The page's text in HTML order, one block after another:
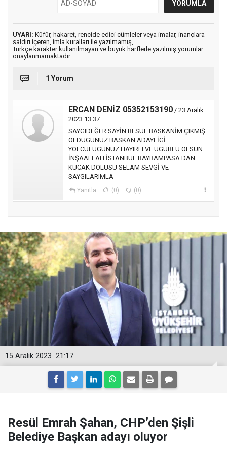
UYARI: Küfür, hakaret, rencide edici cümleler veya imalar, inançlara
saldırı içeren, imla kuralları ile yazılmamış,
Türkçe karakter kullanılmayan ve büyük harflerle yazılmış yorumlar
onaylanmamaktadır.
1 Yorum
ERCAN DENİZ 05352153190 / 23 Aralık
2023 13:37
SAYGIDEĞER SAYİN RESUL BASKANİM ÇIKMIŞ
OLDUGUNUZ BASKAN ADAYLİGİ
YOLCULUGUNUZ HAYIRLI VE UGURLU OLSUN
İNŞAALLAH İSTANBUL BAYRAMPASA DAN
KUCAK DOLUSU SELAM SEVGİ VE
SAYGILARIMLA
Yanıtla (0) (0)
21:17
15 Aralık 2023
Resül Emrah Şahan, CHP’den Şişli
Belediye Başkan adayı oluyor